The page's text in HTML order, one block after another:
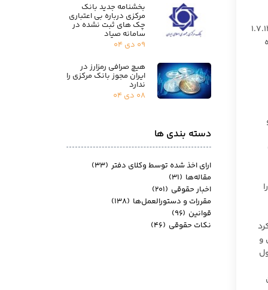
که تا پایان سال ۱۳۹۸ پرونده‌های تشکیل شده قبل از ۱.۷.۱۳۹۸
و
دسته بندی ها
بخشنامه جدید بانک
مرکزی درباره بی اعتباری
چک های ثبت نشده در
سامانه صیاد
۰۹ دی ۰۴
هیچ صرافی رمزارز در
ایران مجوز بانک مرکزی را
ندارد
۰۸ دی ۰۴
ارای اخذ شده توسط وکلای دفتر (۳۳)
مقاله‌ها (۳۱)
اخبار حقوقی (۲۰۱)
مقررات و دستورالعمل‌ها (۱۳۸)
قوانین (۹۶)
نکات حقوقی (۴۶)